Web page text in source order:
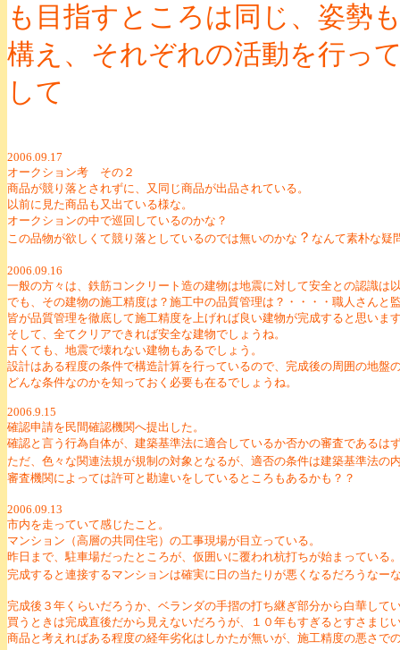
も目指すところは同じ、姿勢
構え、それぞれの活動を行っ
して
2006.09.17
オークション考 その２
商品が競り落とされずに、又同じ商品が出品されている。
以前に見た商品も又出ている様な。
オークションの中で巡回しているのかな？
この品物が欲しくて競り落としているのでは無いのかな ？ なんて素朴な疑
2006.09.16
一般の方々は、鉄筋コンクリート造の建物は地震に対して安全との認識は
でも、その建物の施工精度は？施工中の品質管理は？・・・・職人さんと
皆が品質管理を徹底して施工精度を上げれば良い建物が完成すると思いま
そして、全てクリアできれば安全な建物でしょうね。
古くても、地震で壊れない建物もあるでしょう。
設計はある程度の条件で構造計算を行っているので、完成後の周囲の地
どんな条件なのかを知っておく必要も在るでしょうね。
2006.9.15
確認申請を民間確認機関へ提出した。
確認と言う行為自体が、建築基準法に適合しているか否かの審査であるは
ただ、色々な関連法規が規制の対象となるが、適否の条件は建築基準法の
審査機関によっては許可と勘違いをしているところもあるかも？？
2006.09.13
市内を走っていて感じたこと。
マンション（高層の共同住宅）の工事現場が目立っている。
昨日まで、駐車場だったところが、仮囲いに覆われ杭打ちが始まっている
完成すると連接するマンションは確実に日の当たりが悪くなるだろうなー
完成後３年くらいだろうか、ベランダの手摺の打ち継ぎ部分から白華して
買うときは完成直後だから見えないだろうが、１０年もすぎるとすさまじ
商品と考えればある程度の経年劣化はしかたが無いが、施工精度の悪さで